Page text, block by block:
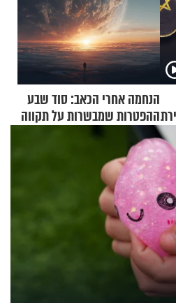
הנחמה אחרי הכאב: סוד שבע
ההפטרות שמבשרות על תקווה
וגאולה